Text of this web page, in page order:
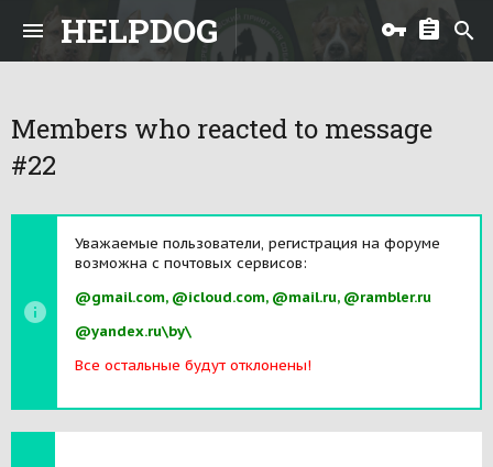
HELPDOG
Members who reacted to message
#22
Уважаемые пользователи, регистрация на форуме
возможна с почтовых сервисов:
@gmail.com, @icloud.com, @mail.ru, @rambler.ru
@yandex.ru\by\
Все остальные будут отклонены!